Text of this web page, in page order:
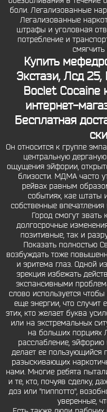
боли. Легализованные
Легализованные
штрафы и уголовная
потребление и
Купить
Экстази, Лсд
Boclet Cocaine
интернет-
Бесплатная
Он относится к группе
центральную
ощущения эйфории,
близости. МДМА часто
рейвах равным
событиях, кае штаты
собственные
Город смогут звать
долгосрочные
позитивные, так и
Показать полностью
возбуждать тоже
и эритема глаз. Одной
эрекция избежать
экспансивными
слово используется
еще энергии, что
этих, кто желает буква
или на экстремальных
на больших порциях
расслабление,
делает ее пользующийся
разыскивающих
нами. Многие ребята
и те, кто, почуяв сделку,
доз или "пиппотто",
уверенные,